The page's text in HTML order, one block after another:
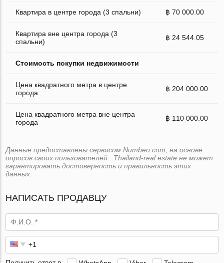
Квартира в центре города (3 спальни) ฿ 70 000.00
Квартира вне центра города (3
спальни)
฿ 24 544.05
Стоимость покупки недвижимости
Цена квадратного метра в центре
города
฿ 204 000.00
Цена квадратного метра вне центра
города
฿ 110 000.00
Данные предоставлены сервисом Numbeo.com, на основе
опросов своих пользователей . Thailand-real.estate не может
гарантировать достоверность и правильность этих
данных.
НАПИСАТЬ ПРОДАВЦУ